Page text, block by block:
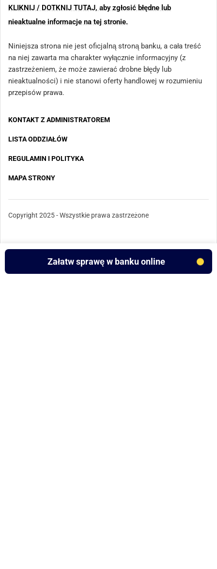
KLIKNIJ / DOTKNIJ TUTAJ, aby zgłosić błędne lub
nieaktualne informacje na tej stronie.
Niniejsza strona nie jest oficjalną stroną banku, a cała treść
na niej zawarta ma charakter wyłącznie informacyjny (z
zastrzeżeniem, że może zawierać drobne błędy lub
nieaktualności) i nie stanowi oferty handlowej w rozumieniu
przepisów prawa.
KONTAKT Z ADMINISTRATOREM
LISTA ODDZIAŁÓW
REGULAMIN I POLITYKA
MAPA STRONY
Copyright 2025 - Wszystkie prawa zastrzeżone
Załatw sprawę w banku online